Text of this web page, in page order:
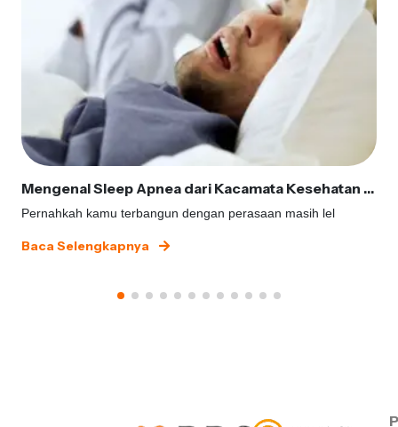
Mengenal Sleep Apnea dari Kacamata Kesehatan Gigi
Pernahkah kamu terbangun dengan perasaan masih lel
Baca Selengkapnya